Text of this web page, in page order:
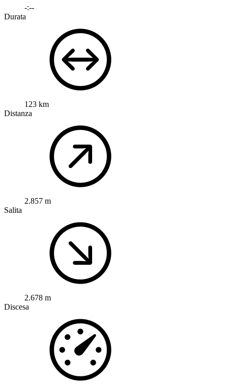
-:--
Durata
123 km
Distanza
2.857 m
Salita
2.678 m
Discesa